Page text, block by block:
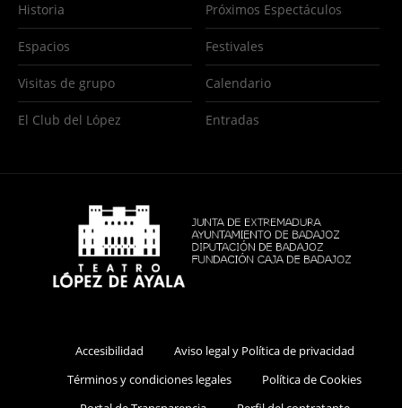
Historia
Espacios
Visitas de grupo
El Club del López
Próximos Espectáculos
Festivales
Calendario
Entradas
Accesibilidad
Aviso legal y Política de privacidad
Términos y condiciones legales
Política de Cookies